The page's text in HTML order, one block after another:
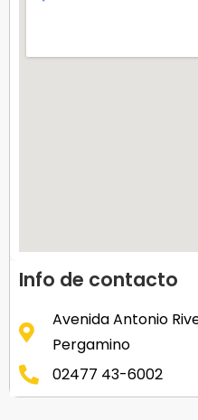
Info de contacto
Avenida Antonio
Pergamino
02477 43-6002